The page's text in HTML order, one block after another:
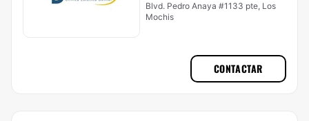
Blvd. Pedro Anaya #1133 pte, Los
Mochis
CONTACTAR